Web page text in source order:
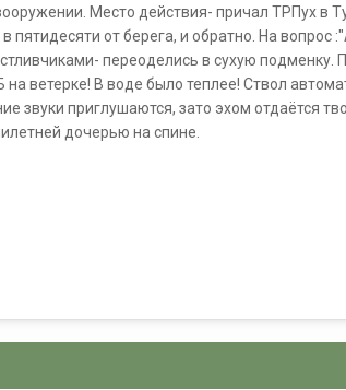
Место действия- причал ТРПух в
от берега, и обратно. На вопрос
переоделись в сухую подменку.
ветерке! В воде было теплее! Ствол
звуки приглушаются, зато эхом отдаётся
дочерью на спине.